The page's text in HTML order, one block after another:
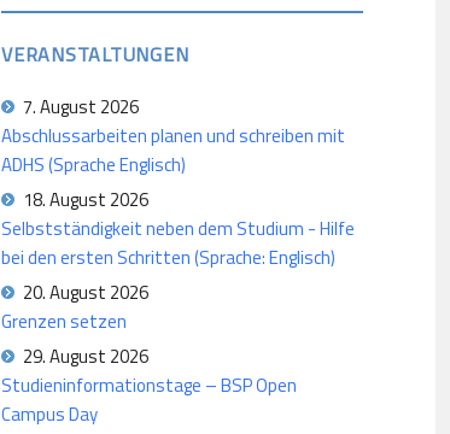
VERANSTALTUNGEN
7. August 2026
Abschlussarbeiten planen und schreiben mit
ADHS (Sprache Englisch)
18. August 2026
Selbstständigkeit neben dem Studium - Hilfe
bei den ersten Schritten (Sprache: Englisch)
20. August 2026
Grenzen setzen
29. August 2026
Studieninformationstage – BSP Open
Campus Day